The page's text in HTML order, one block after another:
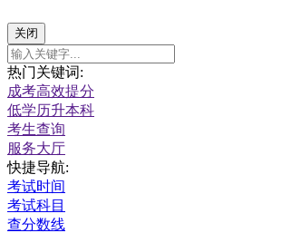
关闭
热门关键词:
成考高效提分
低学历升本科
考生查询
服务大厅
快捷导航:
考试时间
考试科目
查分数线